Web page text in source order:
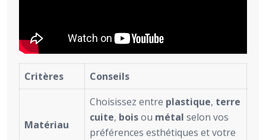
Critères Conseils
Matériau
Choisissez entre plastique, terre
cuite, boisou métal selon vos
préférences esthétiques et votre